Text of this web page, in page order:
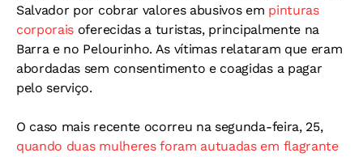
Salvador por cobrar valores abusivos em pinturas
corporais oferecidas a turistas, principalmente na
Barra e no Pelourinho. As vítimas relataram que eram
abordadas sem consentimento e coagidas a pagar
pelo serviço.
O caso mais recente ocorreu na segunda-feira, 25,
quando duas mulheres foram autuadas em flagrante